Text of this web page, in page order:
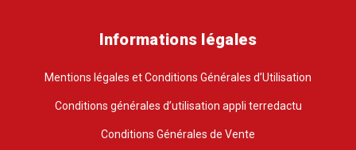
Informations légales
Mentions légales et Conditions Générales d’Utilisation
Conditions générales d’utilisation appli terredactu
Conditions Générales de Vente